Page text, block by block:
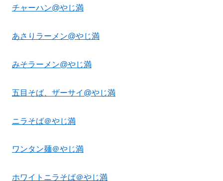
チャーハン@やじ満
あさりラーメン@やじ満
みそラーメン@やじ満
五目そば、ザーサイ@やじ満
ニラそば＠やじ満
ワンタン麺＠やじ満
ホワイトニラそば＠やじ満